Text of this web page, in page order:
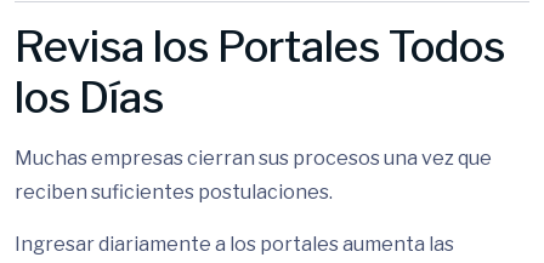
Revisa los Portales Todos
los Días
Muchas empresas cierran sus procesos una vez que
reciben suficientes postulaciones.
Ingresar diariamente a los portales aumenta las